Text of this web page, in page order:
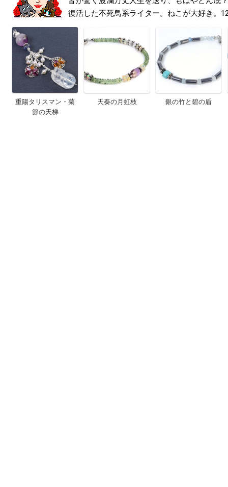
復活した不死鳥系ライター。ねこが大好き。
重陽タリスマン・菊
節の天梯
天奏の月虹枝 銀の竹と碧の盾